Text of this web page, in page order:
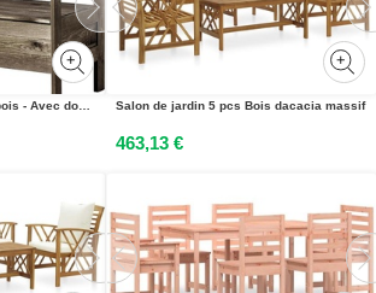
Banc de jardin - Banc en bois - Avec dossier - 120 cm - Avec coffre de rangement - Pour terrasse et balcon - Marron Salon de jardin 5 pcs Bois dacacia massif
463,13 €